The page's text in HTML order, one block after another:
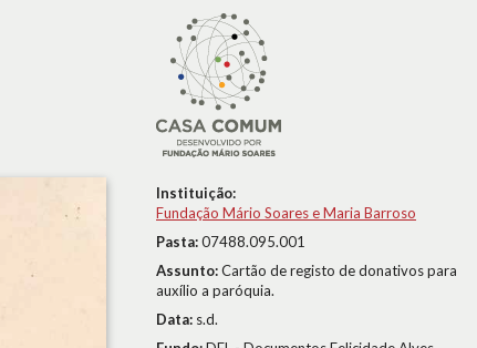
Instituição:
Fundação Mário Soares e Maria Barroso
Pasta:07488.095.001
Assunto:Cartão de registo de donativos para
auxílio a paróquia.
Data: s.d.